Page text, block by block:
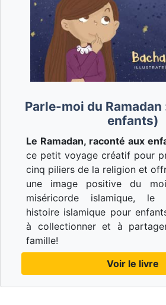
Parle-moi du
enfants)
Le Ramadan, raconté aux
ce petit voyage créatif pour
cinq piliers de la religion et
une image positive du
miséricorde islamique, le
histoire islamique pour
à collectionner et à
famille!
Voir le livre